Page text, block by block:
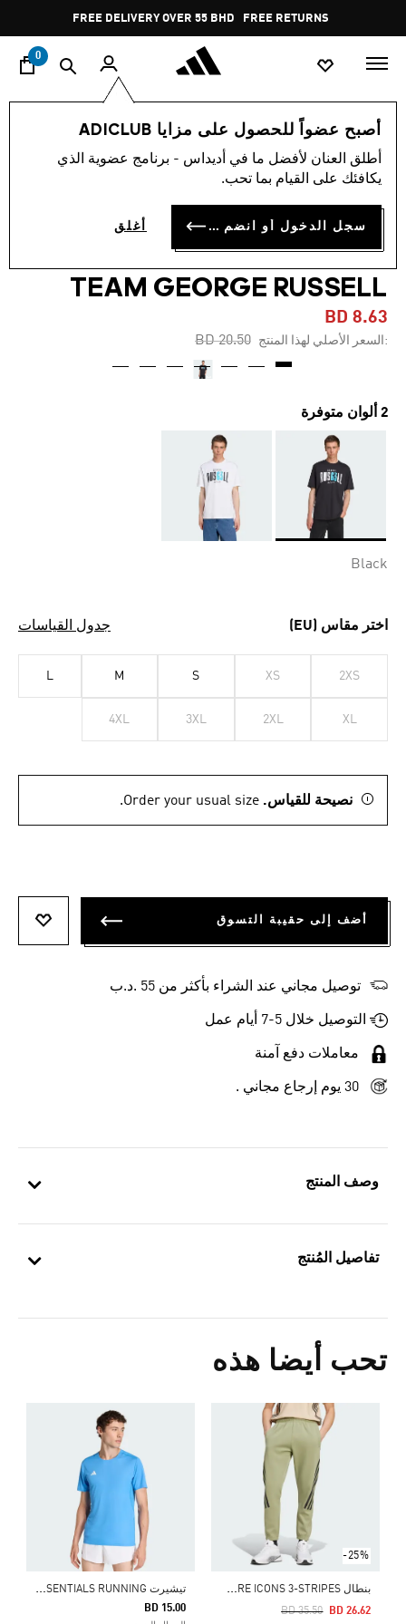
Pause
promotion
rotation
FREE DELIVERY OVER 55 BHD FREE RETURNS
0
أصبح عضواً للحصول على مزايا ADICLUB
أطلق العنان لأفضل ما في أديداس - برنامج عضوية الذي
يكافئك على القيام بما تحب.
سجل الدخول أو انضم الآن أغلق
وصف المنتج
تفاصيل المُنتج
تحب أيضا هذه
-25%
ب
نطال FUTURE ICONS 3-STRIPES
Price Reduced From
BD 35.50
To BD 26.62
ت
يشيرت ADIZERO ESSENTIALS RUNNING
BD 15.00
Price Reduced From
الرجال ملابس
-55%
تيشيرت MERCEDES - AMG
PETRONAS FORMULA ONE
TEAM GEORGE RUSSELL
BD 8.63
:السعر الأصلي لهذا المنتج Price reduced from
BD 20.50
to
2 ألوان متوفرة
Black
اختر مقاس (EU) جدول القياسات
2XS
XS
S
M
L
XL
2XL
3XL
4XL
نصيحة للقياس. Order your usual size.
أضف إلى حقيبة التسوق
توصيل مجاني عند الشراء بأكثر من 55 .د.ب‎
التوصيل خلال 5-7 أيام عمل
معاملات دفع آمنة